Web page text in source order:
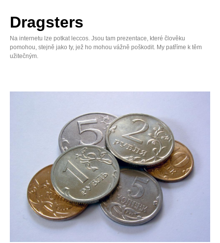
to
content
Dragsters
Na internetu lze potkat leccos. Jsou tam prezentace, které člověku
pomohou, stejně jako ty, jež ho mohou vážně poškodit. My patříme k těm
užitečným.